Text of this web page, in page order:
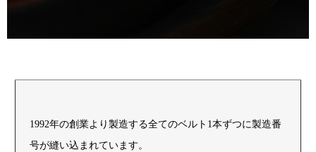
1992年の創業より製造する全てのベルト1本ずつに製造番
号が縫い込まれています。